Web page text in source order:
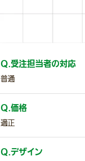
Q.受注担当者の対応
普通
Q.価格
適正
Q.デザイン